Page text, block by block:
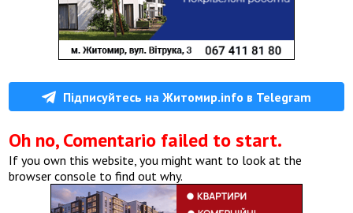
Підписуйтесь на Житомир.info в Telegram
Oh no, Comentario failed to start.
If you own this website, you might want to look at the
browser console to find out why.